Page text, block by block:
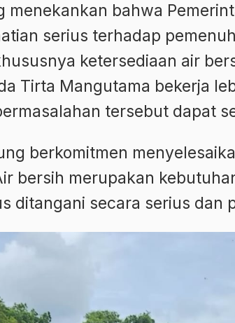
menekankan bahwa
serius terhadap
ketersediaan air
Tirta Mangutama bekerja
tersebut dapat
berkomitmen
bersih merupakan
ditangani secara serius dan